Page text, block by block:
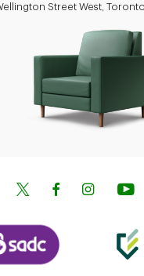
Street West,